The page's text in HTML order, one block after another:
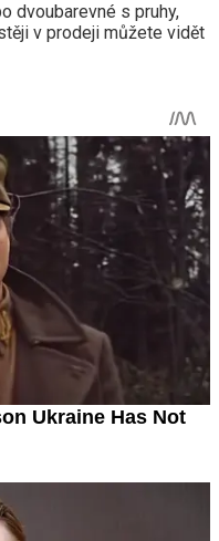
dvoubarevné s pruhy,
v prodeji můžete vidět